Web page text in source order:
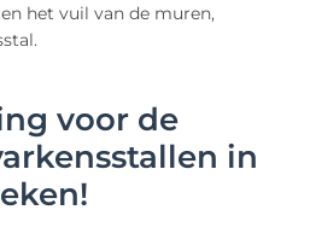
het vuil van de muren,
voor de
in